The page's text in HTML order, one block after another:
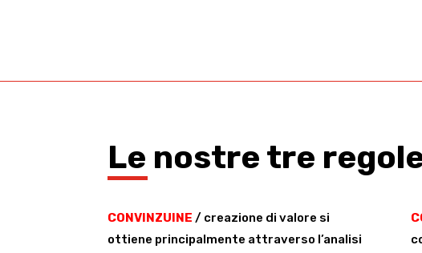
Le nostre tre
CONVINZUINE / creazione di valore si
ottiene principalmente attraverso l’analisi